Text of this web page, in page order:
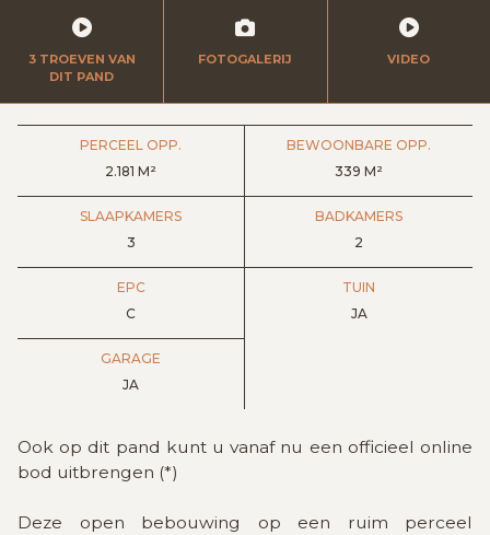
3 TROEVEN VAN
DIT PAND
FOTOGALERIJ VIDEO
PERCEEL OPP.
2.181 M²
BEWOONBARE OPP.
339 M²
SLAAPKAMERS
3
BADKAMERS
2
EPC
C
TUIN
JA
GARAGE
JA
Ook op dit pand kunt u vanaf nu een officieel online
bod uitbrengen (*)
Deze open bebouwing op een ruim perceel